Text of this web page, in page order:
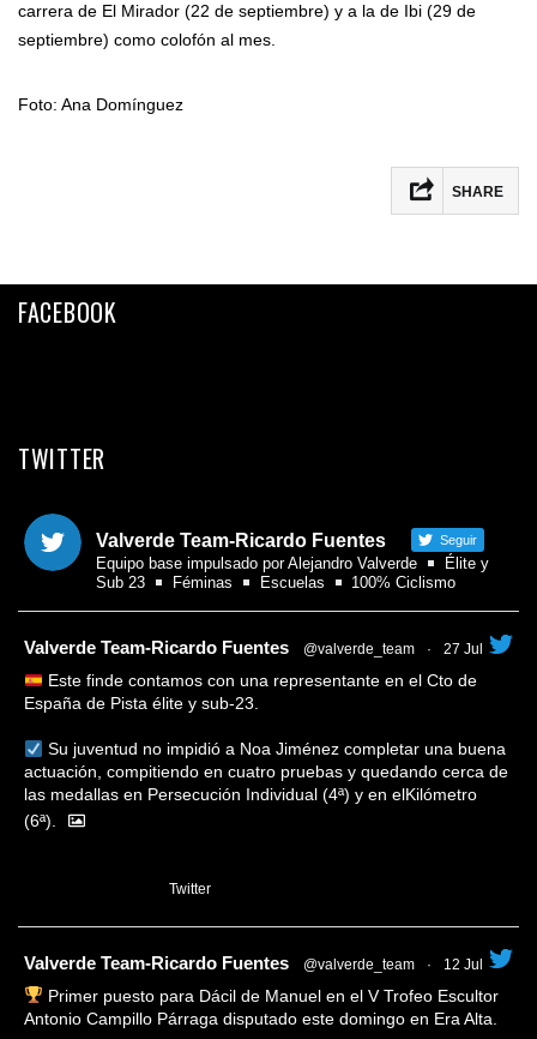
carrera de El Mirador (22 de septiembre) y a la de Ibi (29 de
septiembre) como colofón al mes.
Foto: Ana Domínguez
SHARE
Twitter
FACEBOOK
TWITTER
Valverde Team-Ricardo Fuentes Seguir
Equipo base impulsado por Alejandro Valverde
Élite y
Sub 23
Féminas Escuelas 100% Ciclismo
Valverde Team-Ricardo Fuentes @valverde_team · 27 Jul
Este finde contamos con una representante en el Cto de
España de Pista élite y sub-23.
Su juventud no impidió a Noa Jiménez completar una buena
actuación, compitiendo en cuatro pruebas y quedando cerca de
las medallas en Persecución Individual (4ª) y en elKilómetro
(6ª).
Twitter
Valverde Team-Ricardo Fuentes @valverde_team · 12 Jul
Primer puesto para Dácil de Manuel en el V Trofeo Escultor
Antonio Campillo Párraga disputado este domingo en Era Alta.